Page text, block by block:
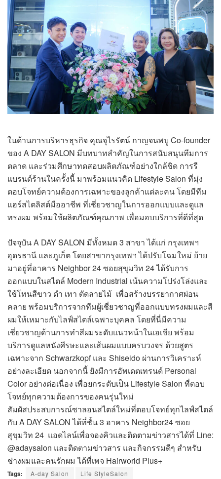
ในด้านการบริหารธุรกิจ คุณจุไรรัตน์ กาญจนพบู Co-founder
ของ A DAY SALON มีบทบาทสำคัญในการสนับสนุนทีมการ
ตลาด และร่วมศึกษาทดสอบผลิตภัณฑ์อย่างใกล้ชิด การรี
แบรนด์ร้านในครั้งนี้ มาพร้อมแนวคิด Lifestyle Salon ที่มุ่ง
ตอบโจทย์ความต้องการเฉพาะของลูกค้าแต่ละคน โดยมีทีม
แฮร์สไตลิสต์มืออาชีพ ที่เชี่ยวชาญในการออกแบบและดูแล
ทรงผม พร้อมใช้ผลิตภัณฑ์คุณภาพ เพื่อมอบบริการที่ดีที่สุด
ปัจจุบัน A DAY SALON มีทั้งหมด 3 สาขา ได้แก่ กรุงเทพฯ
อุดรธานี และภูเก็ต โดยสาขากรุงเทพฯ ได้ปรับโฉมใหม่ ย้าย
มาอยู่ที่อาคาร Neighbor 24 ซอยสุขุมวิท 24 ได้รับการ
ออกแบบในสไตล์ Modern Industrial เน้นความโปร่งโล่งและ
ใช้โทนสีขาว ดำ เทา ตัดลายไม้ เพื่อสร้างบรรยากาศผ่อน
คลาย พร้อมบริการจากทีมผู้เชี่ยวชาญที่ออกแบบทรงผมและสี
ผมให้เหมาะกับไลฟ์สไตล์เฉพาะบุคคล โดยที่นี่มีความ
เชี่ยวชาญด้านการทำสีผมระดับแนวหน้าในเอเชีย พร้อม
บริการดูแลหนังศีรษะและเส้นผมแบบครบวงจร ด้วยสูตร
เฉพาะจาก Schwarzkopf และ Shiseido ผ่านการวิเคราะห์
อย่างละเอียด นอกจากนี้ ยังมีการอัพเดตเทรนด์ Personal
Color อย่างต่อเนื่อง เพื่อยกระดับเป็น Lifestyle Salon ที่ตอบ
โจทย์ทุกความต้องการของคนรุ่นใหม่
สัมผัสประสบการณ์ซาลอนสไตล์ใหม่ที่ตอบโจทย์ทุกไลฟ์สไตล์
กับ A DAY SALON ได้ที่ชั้น 3 อาคาร Neighbor24 ซอย
สุขุมวิท 24 แอดไลน์เพื่อจองคิวและติดตามข่าวสารได้ที่ Line:
@adaysalon และติดตามข่าวสาร และกิจกรรมดีๆ สำหรับ
ช่างผมและคนรักผม ได้ที่เพจ Hairworld Plus+
Tags: A-day Salon
Life StyleSalon